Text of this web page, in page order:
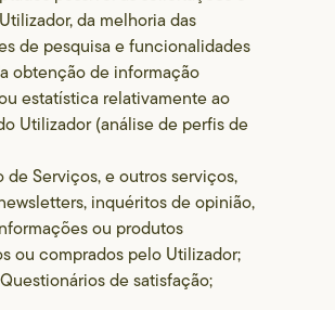
da melhoria das
de pesquisa e funcionalidades
obtenção de informação
estatística relativamente ao
Utilizador (análise de perfis de
de Serviços, e outros serviços,
inquéritos de opinião,
ou produtos
ou comprados pelo Utilizador;
de satisfação;